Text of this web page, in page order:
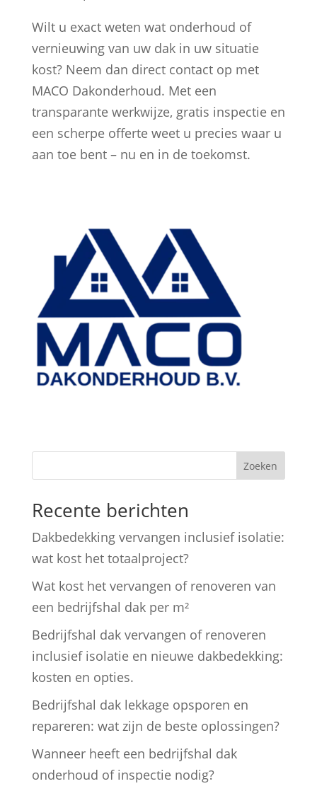
Wilt u exact weten wat onderhoud of
vernieuwing van uw dak in uw situatie
kost? Neem dan direct contact op met
MACO Dakonderhoud. Met een
transparante werkwijze, gratis inspectie en
een scherpe offerte weet u precies waar u
aan toe bent – nu en in de toekomst.
Zoeken
Recente berichten
Dakbedekking vervangen inclusief isolatie:
wat kost het totaalproject?
Wat kost het vervangen of renoveren van
een bedrijfshal dak per m²
Bedrijfshal dak vervangen of renoveren
inclusief isolatie en nieuwe dakbedekking:
kosten en opties.
Bedrijfshal dak lekkage opsporen en
repareren: wat zijn de beste oplossingen?
Wanneer heeft een bedrijfshal dak
onderhoud of inspectie nodig?